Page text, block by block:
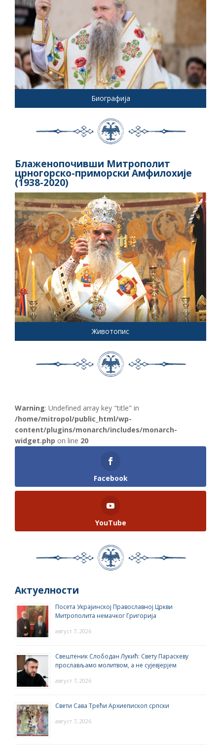
Биографија
Блаженопочивши Митрополит
црногорско-приморски Амфилохије
(1938-2020)
Животопис
Warning: Undefined array key "title" in
/home/mitropol/public_html/wp-
content/plugins/monarch/includes/monarch-
widget.php on line 20
Facebook
YouTube
Актуелности
Посета Украјинској Православној Цркви
Митрополита немачког Григорија
август 7, 2026
Свештеник Слободан Лукић: Свету Параскеву
прослављамо молитвом, а не сујевјерјем
август 7, 2026
Свети Сава Трећи Архиепископ српски
август 7, 2026